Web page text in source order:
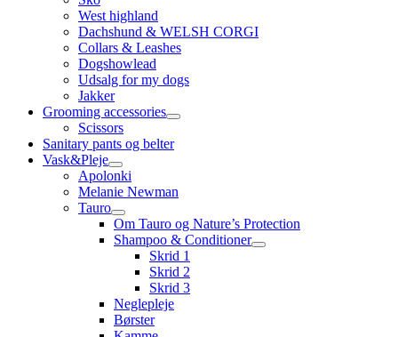
West highland
Dachshund & WELSH CORGI
Collars & Leashes
Dogshowlead
Udsalg for my dogs
Jakker
Grooming accessories
Scissors
Sanitary pants og belter
Vask&Pleje
Apolonki
Melanie Newman
Tauro
Om Tauro og Nature’s Protection
Shampoo & Conditioner
Skrid 1
Skrid 2
Skrid 3
Neglepleje
Børster